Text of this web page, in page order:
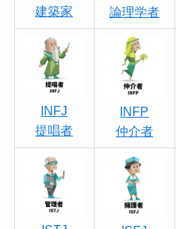
建築家
論理学者
INFJ
提唱者
INFP
仲介者